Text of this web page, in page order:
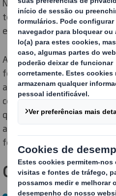
tornar toda a sua cadeia de
eficiente. Garantimos ambos!
Ao compreender o seu
fornecimento,
adequada para as suas
com embalagens
quantidade necessária de
ajustadas para maximizar
fornecimento.
Os benefícios